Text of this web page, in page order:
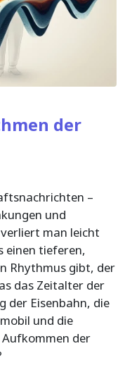
der
–
und
man leicht
einen tieferen,
Rhythmus gibt, der
das Zeitalter der
der Eisenbahn, die
und die
der